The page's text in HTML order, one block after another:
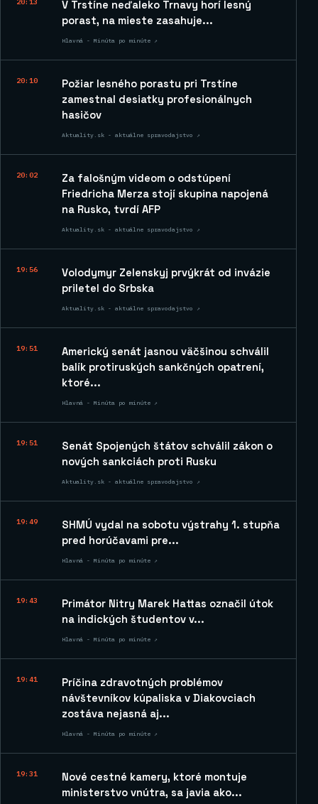
V Trstíne neďaleko Trnavy horí lesný
porast, na mieste zasahuje...
Hlavná - Minúta po minúte ↗
20:10
Požiar lesného porastu pri Trstíne
zamestnal desiatky profesionálnych
hasičov
Aktuality.sk - aktuálne spravodajstvo ↗
20:02
Za falošným videom o odstúpení
Friedricha Merza stojí skupina napojená
na Rusko, tvrdí AFP
Aktuality.sk - aktuálne spravodajstvo ↗
19:56
Volodymyr Zelenskyj prvýkrát od invázie
priletel do Srbska
Aktuality.sk - aktuálne spravodajstvo ↗
19:51
Americký senát jasnou väčšinou schválil
balík protiruských sankčných opatrení,
ktoré...
Hlavná - Minúta po minúte ↗
19:51
Senát Spojených štátov schválil zákon o
nových sankciách proti Rusku
Aktuality.sk - aktuálne spravodajstvo ↗
19:49
SHMÚ vydal na sobotu výstrahy 1. stupňa
pred horúčavami pre...
Hlavná - Minúta po minúte ↗
19:43
Primátor Nitry Marek Hattas označil útok
na indických študentov v...
Hlavná - Minúta po minúte ↗
19:41
Príčina zdravotných problémov
návštevníkov kúpaliska v Diakovciach
zostáva nejasná aj...
Hlavná - Minúta po minúte ↗
19:31
Nové cestné kamery, ktoré montuje
ministerstvo vnútra, sa javia ako...